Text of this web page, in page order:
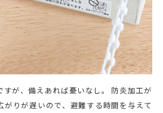
が、備えあれば憂いなし。 防炎加工が
がりが遅いので、避難する時間を与えて